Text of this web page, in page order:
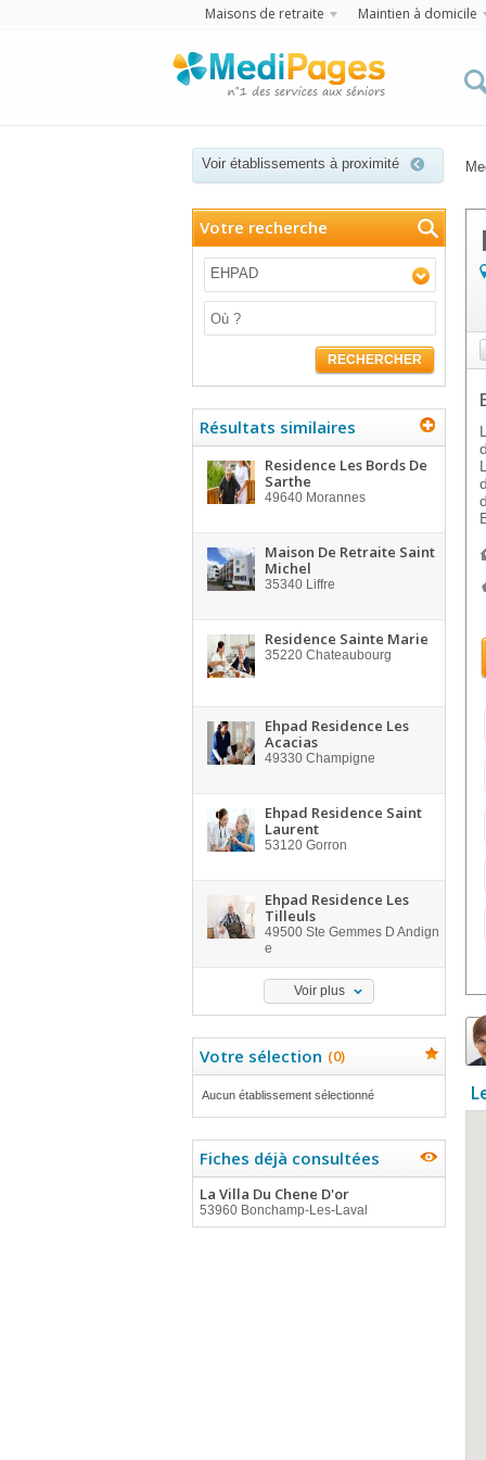
Maisons de retraite Maintien à domicile
Voir établissements à proximité
Votre recherche
EHPAD
RECHERCHER
Résultats similaires
Residence Les Bords De
Sarthe
49640 Morannes
Maison De Retraite Saint
Michel
35340 Liffre
Residence Sainte Marie
35220 Chateaubourg
Ehpad Residence Les
Acacias
49330 Champigne
Ehpad Residence Saint
Laurent
53120 Gorron
Ehpad Residence Les
Tilleuls
49500 Ste Gemmes D Andign
e
Voir plus
Votre sélection (0)
Aucun établissement sélectionné
Fiches déjà consultées
La Villa Du Chene D'or
53960 Bonchamp-Les-Laval